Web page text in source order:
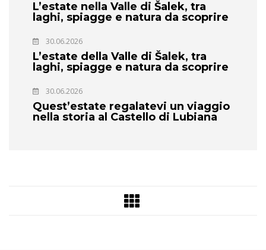
L’estate nella Valle di Šalek, tra
laghi, spiagge e natura da scoprire
30.06.2026
L’estate della Valle di Šalek, tra
laghi, spiagge e natura da scoprire
30.06.2026
Quest’estate regalatevi un viaggio
nella storia al Castello di Lubiana